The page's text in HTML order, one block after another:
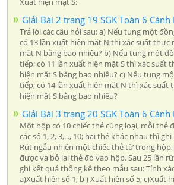
Giải Bài 2 trang 19 SGK Toán 6 Cánh
Trả lời các câu hỏi sau: a) Nếu tung một
có 13 lần xuất hiện mặt N thì xác suất thực
mặt N bằng bao nhiêu? b) Nếu tung một
tiếp; có 11 lần xuất hiện mặt S thì xác suất
hiện mặt S bằng bao nhiêu? c) Nếu tung
tiếp; có 14 lần xuất hiện mặt N thì xác suất
hiện mặt S bằng bao nhiêu?
Giải Bài 3 trang 20 SGK Toán 6 Cánh
Một hộp có 10 chiếc thẻ cùng loại, mỗi thẻ
các số 1, 2, 3,..., 10; hai thẻ khác nhau thì
Rút ngẫu nhiên một chiếc thẻ từ trong
được và bỏ lại thẻ đó vào hộp. Sau 25 lần
ghi kết quả thống kê theo mẫu sau: Tính
a)Xuất hiện số 1; b ) Xuất hiện số 5; c)Xuất